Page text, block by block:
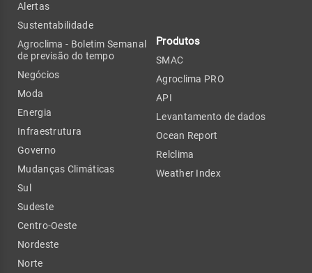
Alertas
Sustentabilidade
Agroclima - Boletim Semanal
de previsão do tempo
Negócios
Moda
Energia
Infraestrutura
Governo
Mudanças Climáticas
Sul
Sudeste
Centro-Oeste
Nordeste
Norte
Produtos
SMAC
Agroclima PRO
API
Levantamento de dados
Ocean Report
Relclima
Weather Index